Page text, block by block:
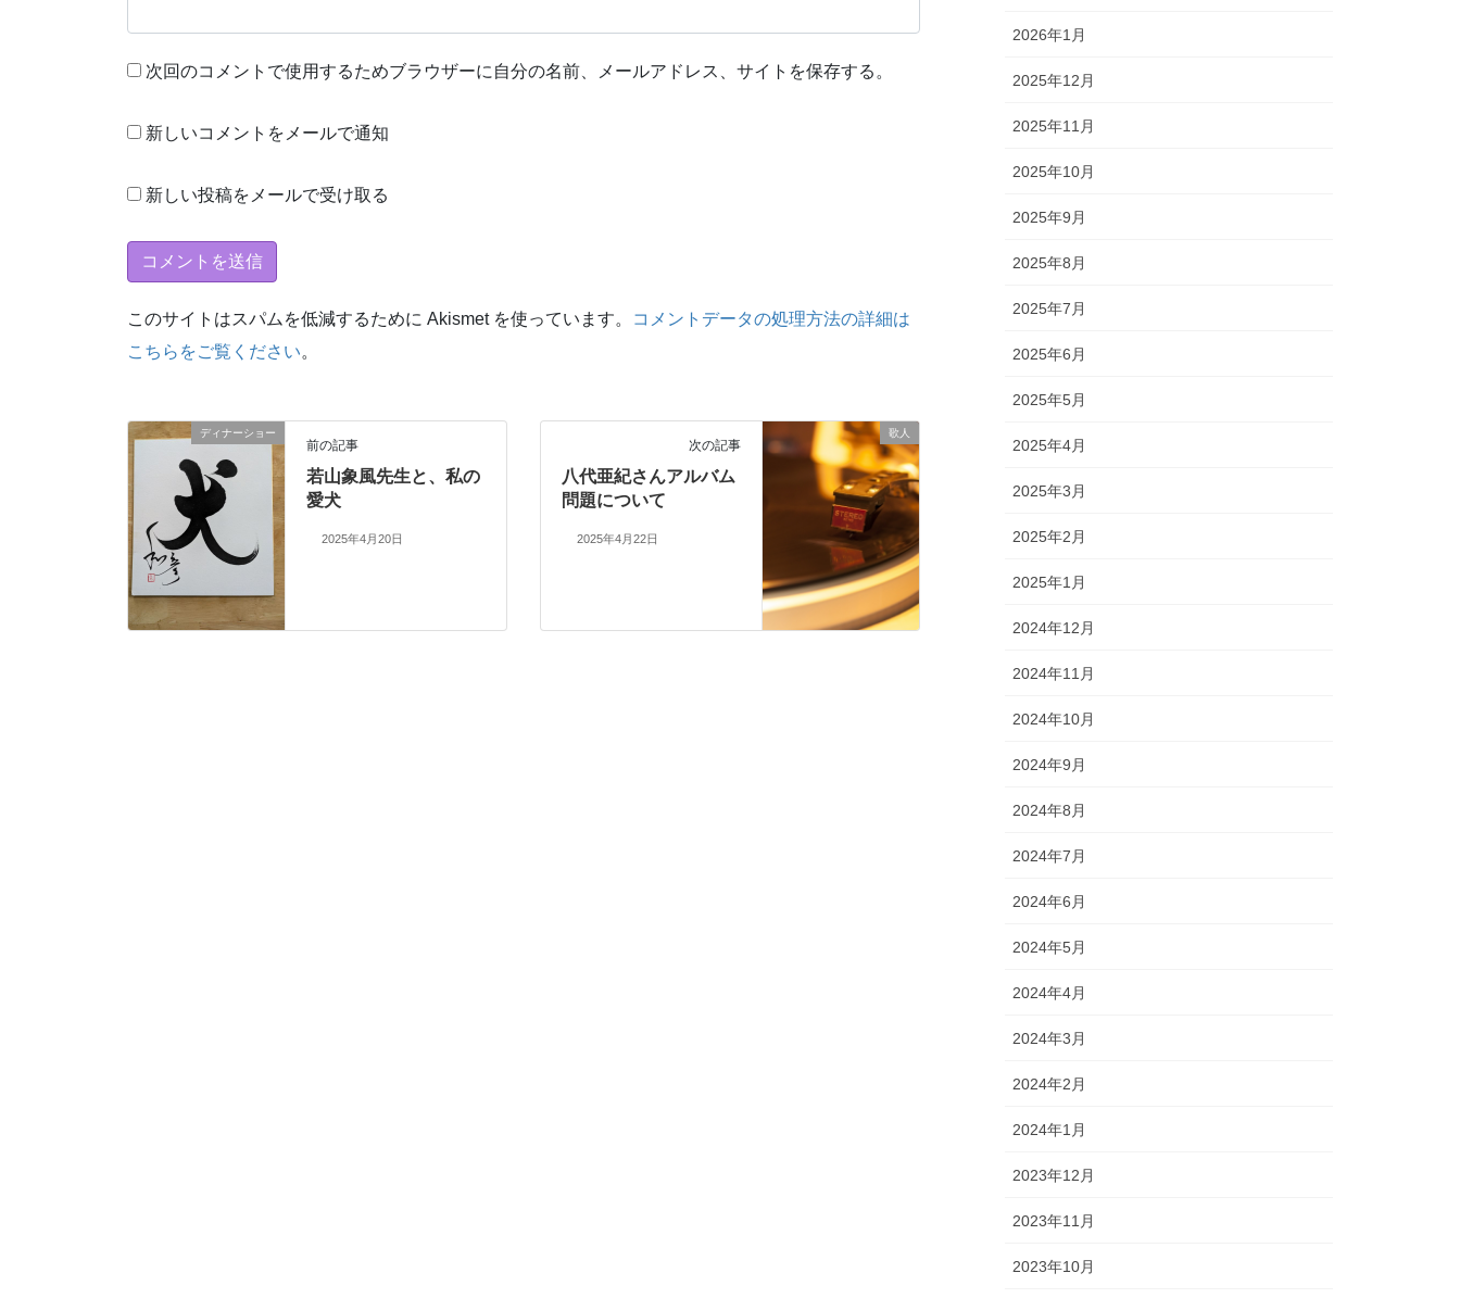
次回のコメントで使用するためブラウザーに自分の名前、メールアドレス、サイトを保存する。
新しいコメントをメールで通知
新しい投稿をメールで受け取る
このサイトはスパムを低減するために Akismet を使っています。
コメントデータの処理方法の詳細は
こちらをご覧ください。
ディナーショー
前の記事
若山象風先生と、私の
愛犬
2025年4月20日
歌人
次の記事
八代亜紀さんアルバム
問題について
2025年4月22日
2026年1月
2025年12月
2025年11月
2025年10月
2025年9月
2025年8月
2025年7月
2025年6月
2025年5月
2025年4月
2025年3月
2025年2月
2025年1月
2024年12月
2024年11月
2024年10月
2024年9月
2024年8月
2024年7月
2024年6月
2024年5月
2024年4月
2024年3月
2024年2月
2024年1月
2023年12月
2023年11月
2023年10月